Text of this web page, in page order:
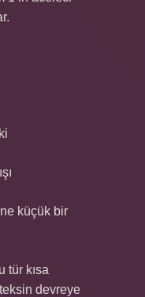
küçük bir
tür kısa
devreye